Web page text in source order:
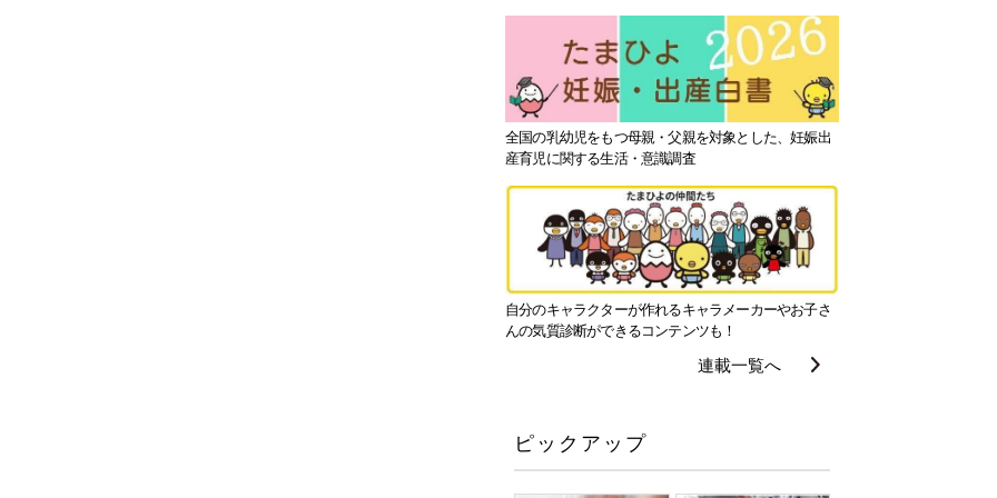
全国の乳幼児をもつ母親・父親を対象とした、妊娠出
産育児に関する生活・意識調査
自分のキャラクターが作れるキャラメーカーやお子さ
んの気質診断ができるコンテンツも！
連載一覧へ
ピックアップ